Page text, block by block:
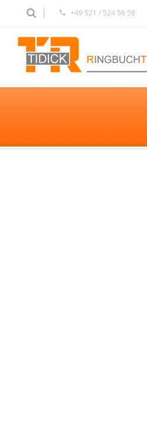
+49 521 / 524 58 58